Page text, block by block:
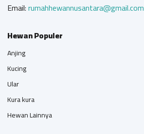
Email:rumahhewannusantara@gmail.com
Hewan Populer
Anjing
Kucing
Ular
Kura kura
Hewan Lainnya